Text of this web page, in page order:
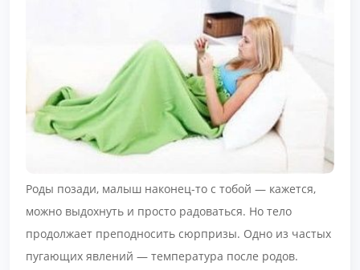
Роды позади, малыш наконец-то с тобой — кажется,
можно выдохнуть и просто радоваться. Но тело
продолжает преподносить сюрпризы. Одно из частых
пугающих явлений — температура после родов.